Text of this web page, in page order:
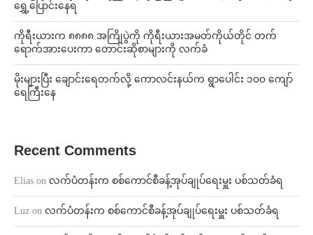
ရွှေ့ပြောင်းနေရ
ကိုရီးယားက ၈၈၈၈ အကြိုပွဲကို ကိုရီးယားအမတ်ကိုယ်တိုင် တက်
ရောက်အားပေးကာ တောင်းဆိုစာများကို လက်ခံ
⁨မိုးများပြီး ချောင်းရေတက်လို့ ကောလင်းနယ်က ရွာပေါင်း ၁၀၀ ကျော်
ရေကြီးနေ
Recent Comments
Elias on လက်ပံတန်းက စစ်ကောင်စီခန့်အုပ်ချုပ်ရေးမှူး ပစ်သတ်ခံရ
Luz on လက်ပံတန်းက စစ်ကောင်စီခန့်အုပ်ချုပ်ရေးမှူး ပစ်သတ်ခံရ